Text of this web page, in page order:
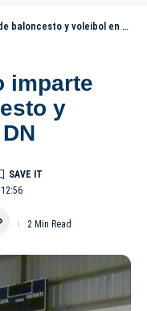
y voleibol en Baní y DN
imparte
y
2 Min Read